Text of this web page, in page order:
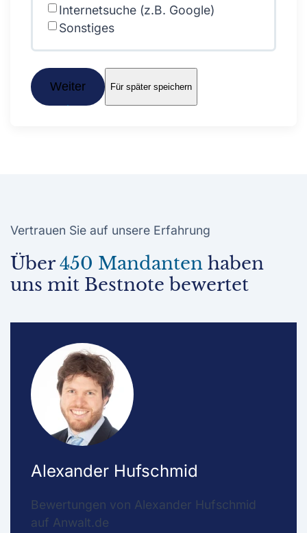
Internetsuche (z.B. Google)
Sonstiges
Weiter Für später speichern
Vertrauen Sie auf unsere Erfahrung
Über450 Mandanten haben
uns mit Bestnote bewertet
Alexander Hufschmid
Bewertungen von Alexander Hufschmid
auf Anwalt.de